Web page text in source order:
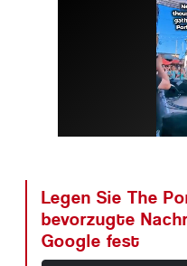
Legen Sie The
bevorzugte
Google fest